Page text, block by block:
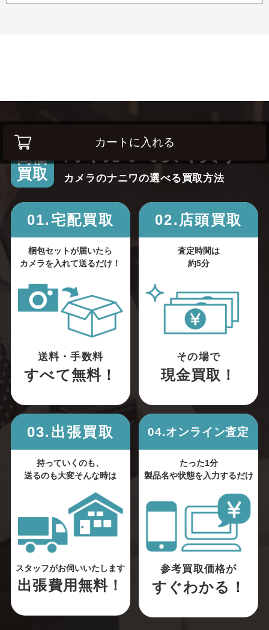
カートに入れる
高価
買取
高く売って安く買う！
カメラのナニワの選べる買取方法
01.宅配買取
梱包セットが届いたら
カメラを入れて送るだけ！
送料・手数料
すべて無料！
02.店頭買取
査定時間は
約5分
その場で
現金買取！
03.出張買取
持っていくのも、
送るのも大変そんな時は
スタッフがお伺いいたします
出張費用無料！
04.オンライン査定
たった1分
製品名や状態を入力するだけ
参考買取価格が
すぐわかる！